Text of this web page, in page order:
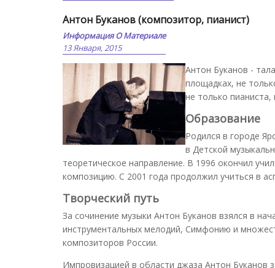
Антон Буканов (композитор, пианист)
Информация О Материале
13 Января, 2015
Антон Буканов -
площадках, не
не только пианиста,
Образование
Родился в городе
в Детской
теоретическое направление. В 1996 окончил
композицию. С 2001 года продолжил учиться в
Творческий путь
За сочинение музыки Антон Буканов взялся в
инструментальных мелодий, Симфонию и
композиторов России.
Импровизацией в области джаза Антон Буканов